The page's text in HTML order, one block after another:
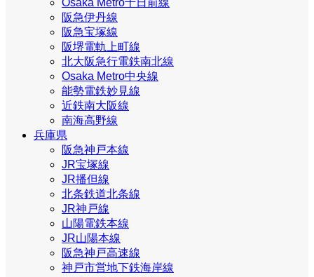
阪急伊丹線
阪急宝塚線
阪堺電軌上町線
北大阪急行電鉄南北線
Osaka Metro中央線
能勢電鉄妙見線
近鉄南大阪線
南海高野線
兵庫県
阪急神戸本線
JR宝塚線
JR播但線
北条鉄道北条線
JR神戸線
山陽電鉄本線
JR山陽本線
阪急神戸高速線
神戸市営地下鉄海岸線